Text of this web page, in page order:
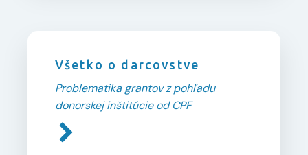
Všetko o darcovstve
Problematika grantov z pohľadu
donorskej inštitúcie od CPF